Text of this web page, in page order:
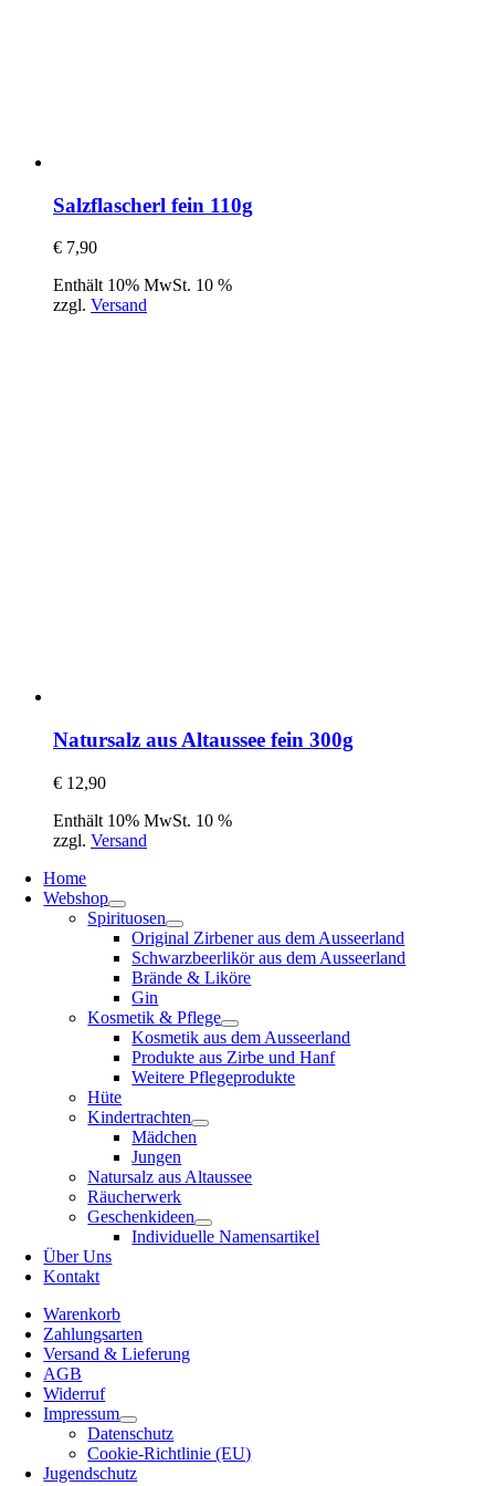
Salzflascherl fein 110g
€ 7,90
Enthält 10% MwSt. 10 %
zzgl. Versand
Natursalz aus Altaussee fein 300g
€ 12,90
Enthält 10% MwSt. 10 %
zzgl. Versand
Home
Webshop
Spirituosen
Original Zirbener aus dem Ausseerland
Schwarzbeerlikör aus dem Ausseerland
Brände & Liköre
Gin
Kosmetik & Pflege
Kosmetik aus dem Ausseerland
Produkte aus Zirbe und Hanf
Weitere Pflegeprodukte
Hüte
Kindertrachten
Mädchen
Jungen
Natursalz aus Altaussee
Räucherwerk
Geschenkideen
Individuelle Namensartikel
Über Uns
Kontakt
Warenkorb
Zahlungsarten
Versand & Lieferung
AGB
Widerruf
Impressum
Datenschutz
Cookie-Richtlinie (EU)
Jugendschutz